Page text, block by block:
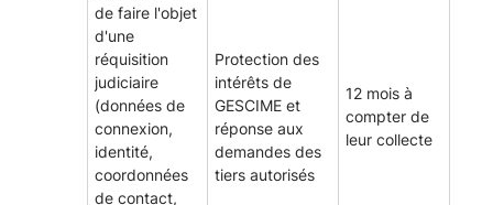
de faire l'objet
d'une
réquisition
judiciaire
(données de
connexion,
identité,
coordonnées
de contact,
Protection des
intérêts de
GESCIME et
réponse aux
demandes des
tiers autorisés
12 mois à
compter de
leur collecte